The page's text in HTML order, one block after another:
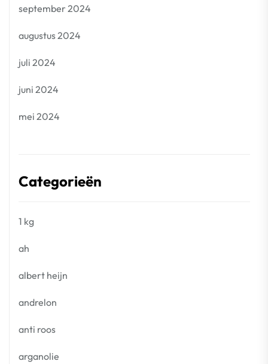
september 2024
augustus 2024
juli 2024
juni 2024
mei 2024
Categorieën
1 kg
ah
albert heijn
andrelon
anti roos
arganolie